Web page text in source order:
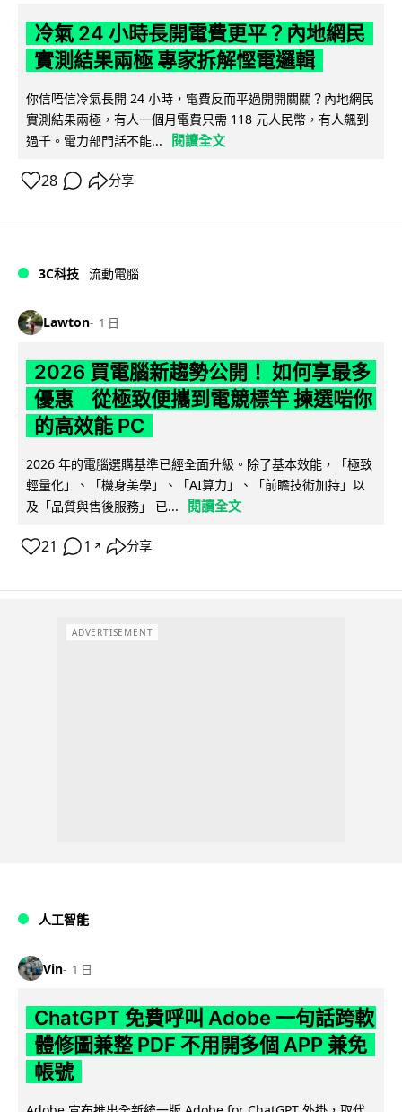
冷氣 24 小時長開電費更平？內地網民
實測結果兩極 專家拆解慳電邏輯
你信唔信冷氣長開 24 小時，電費反而平過開開關關？內地網民
實測結果兩極，有人一個月電費只需 118 元人民幣，有人飆到
過千。電力部門話不能...
閱讀全文
28 分享
3C科技 流動電腦
Lawton 1 日
2026 買電腦新趨勢公開！ 如何享最多
優惠 從極致便攜到電競標竿 揀選啱你
的高效能 PC
2026 年的電腦選購基準已經全面升級。除了基本效能，「極致
輕量化」、「機身美學」、「AI算力」、「前瞻技術加持」以
及「品質與售後服務」 已...
閱讀全文
21 1 ↗ 分享
ADVERTISEMENT
人工智能
Vin 1 日
ChatGPT 免費呼叫 Adobe 一句話跨軟
體修圖兼整 PDF 不用開多個 APP 兼免
帳號